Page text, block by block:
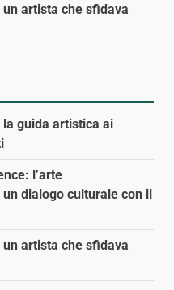
artista che sfidava
guida artistica ai
l’arte
dialogo culturale con il
artista che sfidava